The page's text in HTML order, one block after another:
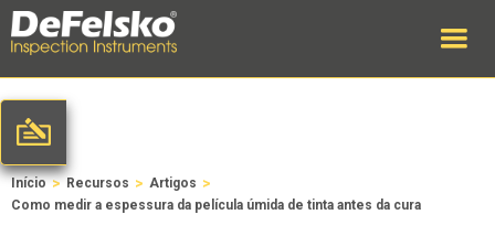
Início > Recursos > Artigos >
Como medir a espessura da película úmida de tinta antes da cura